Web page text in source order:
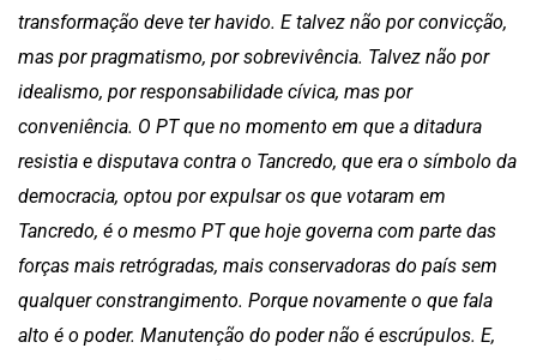
transformação deve ter havido. E talvez não por convicção,
mas por pragmatismo, por sobrevivência. Talvez não por
idealismo, por responsabilidade cívica, mas por
conveniência. O PT que no momento em que a ditadura
resistia e disputava contra o Tancredo, que era o símbolo da
democracia, optou por expulsar os que votaram em
Tancredo, é o mesmo PT que hoje governa com parte das
forças mais retrógradas, mais conservadoras do país sem
qualquer constrangimento. Porque novamente o que fala
alto é o poder. Manutenção do poder não é escrúpulos. E,